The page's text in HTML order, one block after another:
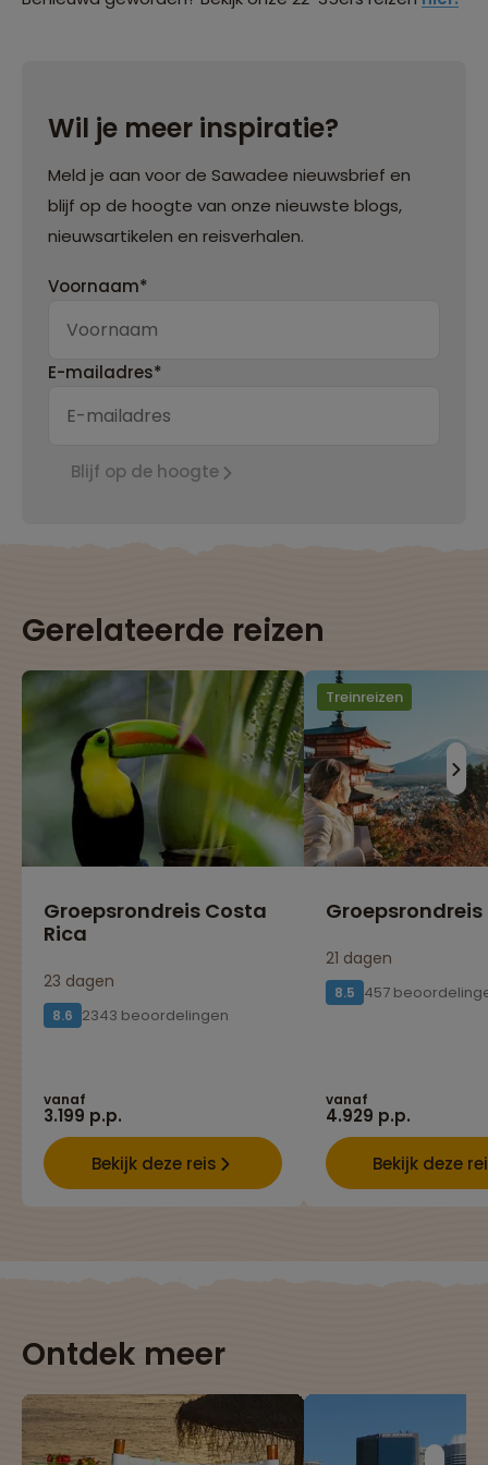
Wil je meer inspiratie?
Meld je aan voor de Sawadee nieuwsbrief en
blijf op de hoogte van onze nieuwste blogs,
nieuwsartikelen en reisverhalen.
Voornaam*
E-mailadres*
Blijf op de hoogte
Gerelateerde reizen
Groepsrondreis Costa
Rica
23 dagen
8.6 2343 beoordelingen
vanaf
3.199 p.p.
Bekijk deze reis
Treinreizen
21 dagen
8.5 457
vanaf
4.929 p.p.
Bekijk deze
Ontdek meer